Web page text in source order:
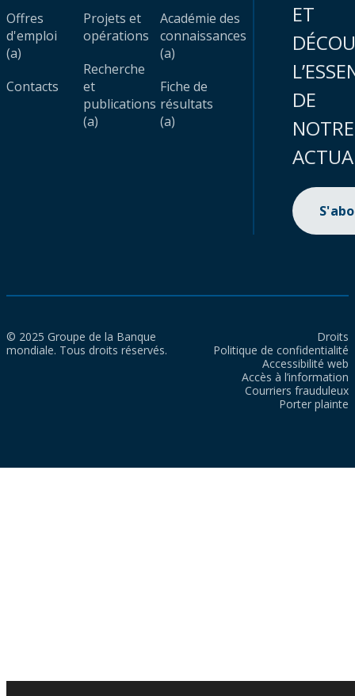
Offres
d'emploi
(a)
Contacts
Projets et
opérations
Recherche
et
publications
(a)
Académie des
connaissances
(a)
Fiche de
résultats
(a)
ET
DE
NOTRE
© 2025 Groupe de la Banque
mondiale. Tous droits réservés.
Droits
Politique de confidentialité
Accessibilité web
Accès à l’information
Courriers frauduleux
Porter plainte